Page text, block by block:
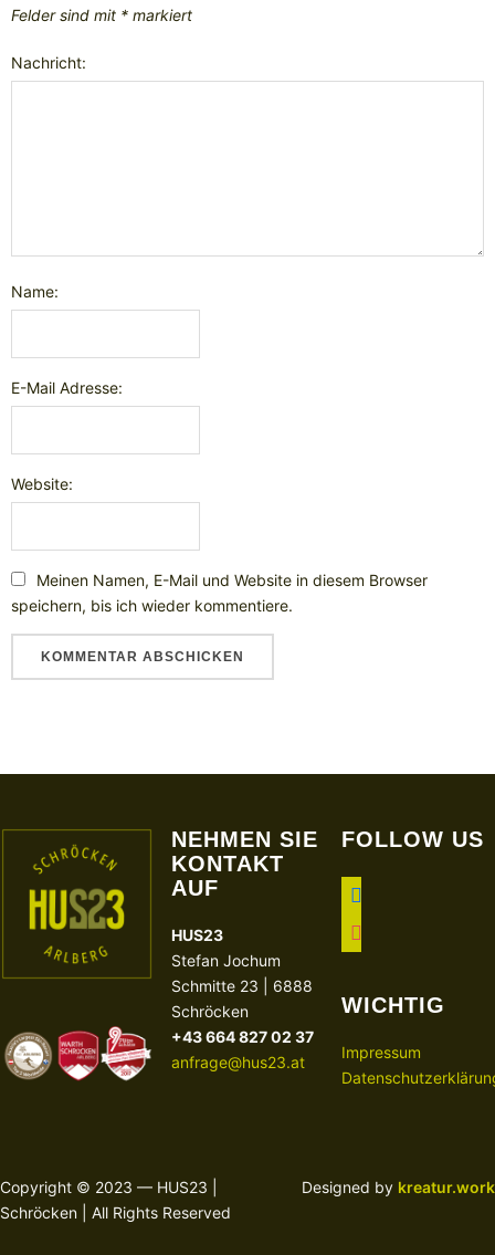
Felder sind mit * markiert
Nachricht:
Name:
E-Mail Adresse:
Website:
Meinen Namen, E-Mail und Website in diesem Browser
speichern, bis ich wieder kommentiere.
NEHMEN SIE
KONTAKT
AUF
HUS23
Stefan Jochum
Schmitte 23 | 6888
Schröcken
+43 664 827 02 37
anfrage@hus23.at
FOLLOW US
facebook
instagram
WICHTIG
Impressum
Copyright © 2023 — HUS23 |
Schröcken | All Rights Reserved
Designed by kreatur.work